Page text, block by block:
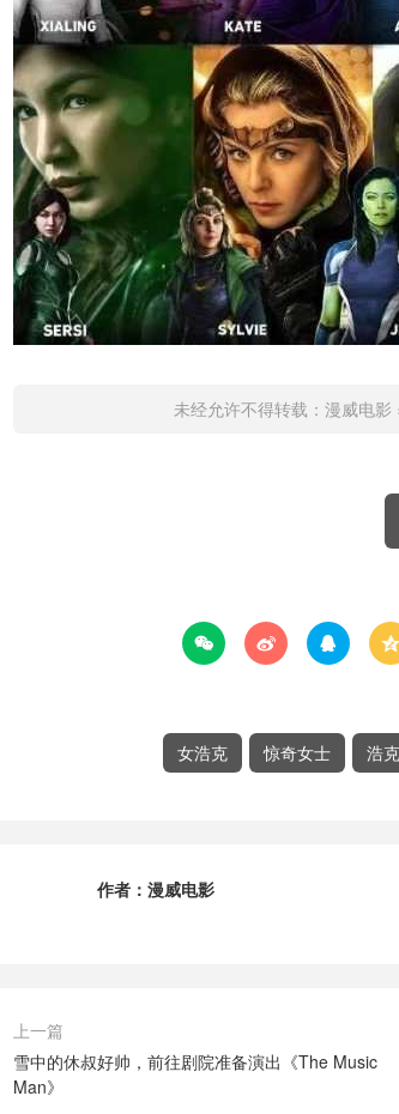
未经允许不得转载： 漫威电影
   
女浩克
惊奇女士 浩克
作者： 漫威电影
上一篇
雪中的休叔好帅，前往剧院准备演出《The Music
Man》